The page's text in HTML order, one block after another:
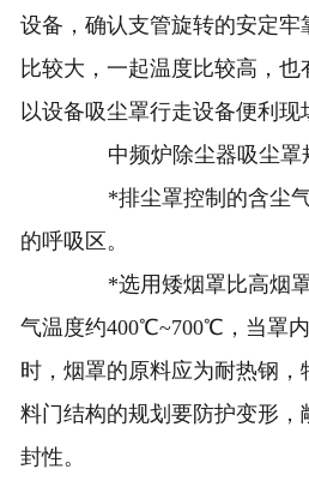
设备，确认支管旋转的安定牢
比较大，一起温度比较高，
以设备吸尘罩行走设备便利现
中频炉除尘器吸尘罩
*排尘罩控制的含尘气
的呼吸区。
*选用矮烟罩比高烟罩
气温度约400℃~700℃，当罩
时，烟罩的原料应为耐热钢
料门结构的规划要防护变形
封性。